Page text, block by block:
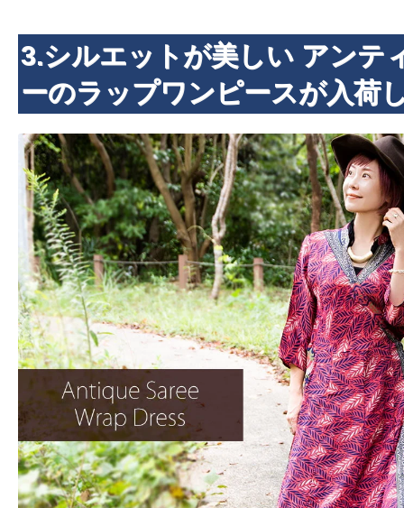
3.シルエットが美しい アンテ
ーのラップワンピースが入荷